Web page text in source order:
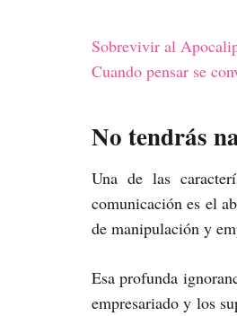
Sobrevivir al
Cuando pensar se
No tendrás
Una de las
comunicación es el
de manipulación y
Esa profunda
empresariado y los